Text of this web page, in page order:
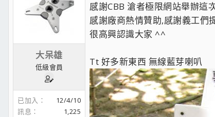
大呆雄
低級會員
已加入
12/4/10
訊息
1,225
感謝CBB 滄者極限網站舉辦這
感謝廠商熱情贊助,感謝義工們
很高興認識大家 ^^
Tt 好多新東西 無線藍芽喇叭